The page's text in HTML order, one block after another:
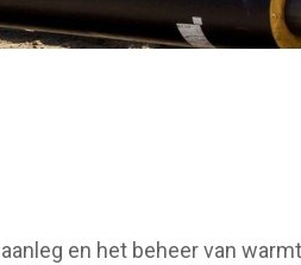
en het beheer van